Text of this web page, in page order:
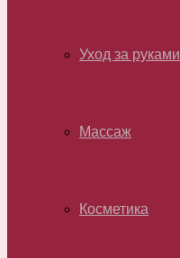
Уход за руками
Массаж
Косметика